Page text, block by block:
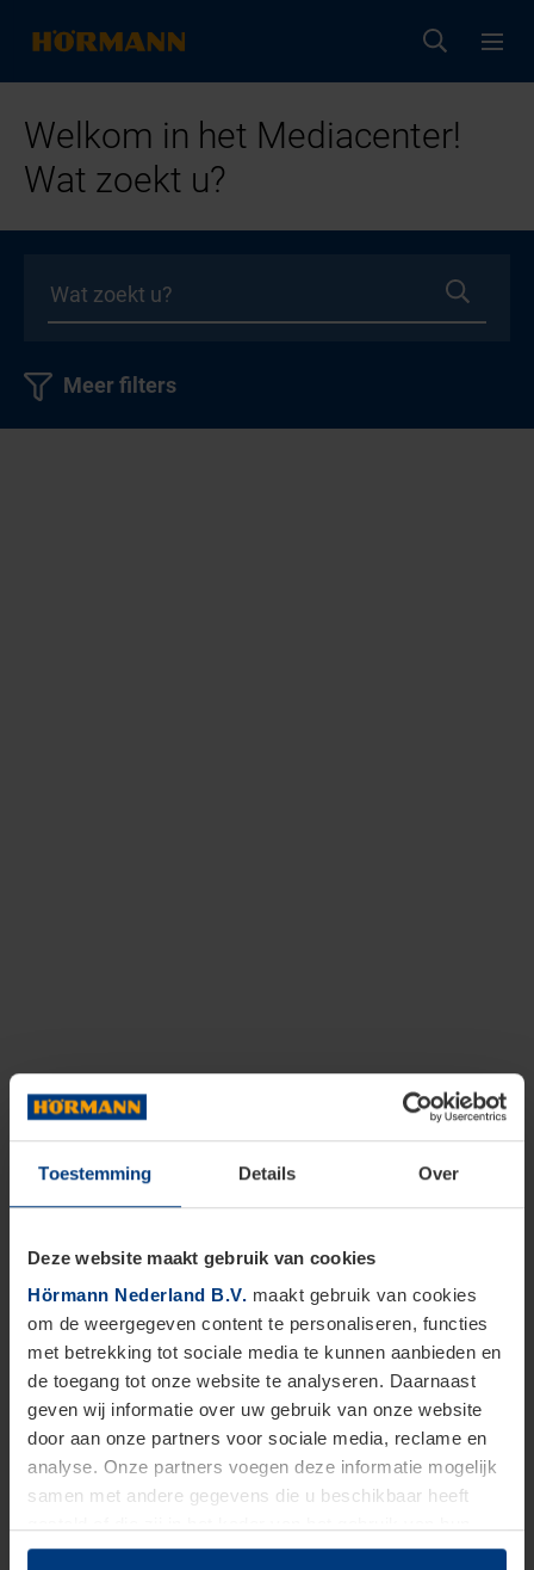
Toestemming Details Over
Deze website maakt gebruik van cookies
Hörmann Nederland B.V. maakt gebruik van cookies
om de weergegeven content te personaliseren, functies
met betrekking tot sociale media te kunnen aanbieden en
de toegang tot onze website te analyseren. Daarnaast
geven wij informatie over uw gebruik van onze website
door aan onze partners voor sociale media, reclame en
analyse. Onze partners voegen deze informatie mogelijk
samen met andere gegevens die u beschikbaar heeft
dienstverlening hebben verzameld.
Welkom in het Mediacenter!
Wat zoekt u?
Meer filters